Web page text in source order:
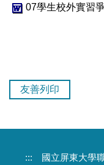
07學生校外實習
友善列印
::: 國立屏東大學